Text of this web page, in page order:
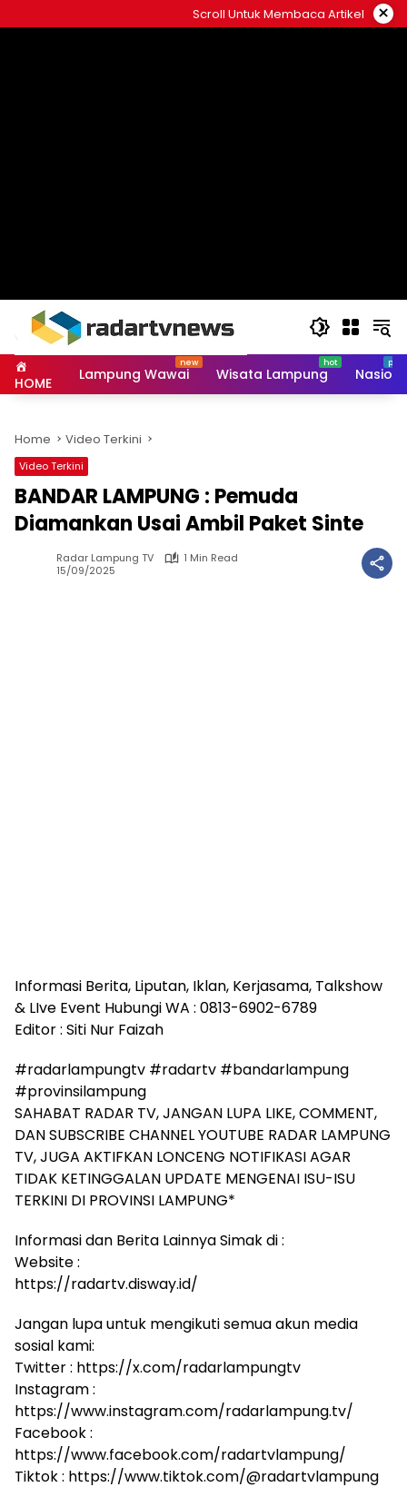
to
Scroll Untuk Membaca Artikel ×
HOME Lampung Wawai Wisata Lampung
Home Video Terkini
Video Terkini
BANDAR LAMPUNG : Pemuda
Diamankan Usai Ambil Paket Sinte
Radar Lampung TV
1 Min Read
15/09/2025
Informasi Berita, Liputan, Iklan, Kerjasama, Talkshow
& LIve Event Hubungi WA : 0813-6902-6789
Editor : Siti Nur Faizah
#radarlampungtv #radartv #bandarlampung
#provinsilampung
SAHABAT RADAR TV, JANGAN LUPA LIKE, COMMENT,
DAN SUBSCRIBE CHANNEL YOUTUBE RADAR LAMPUNG
TV, JUGA AKTIFKAN LONCENG NOTIFIKASI AGAR
TIDAK KETINGGALAN UPDATE MENGENAI ISU-ISU
TERKINI DI PROVINSI LAMPUNG*
Informasi dan Berita Lainnya Simak di :
Website :
https://radartv.disway.id/
Jangan lupa untuk mengikuti semua akun media
sosial kami:
Twitter : https://x.com/radarlampungtv
Instagram :
https://www.instagram.com/radarlampung.tv/
Facebook :
https://www.facebook.com/radartvlampung/
Tiktok : https://www.tiktok.com/@radartvlampung